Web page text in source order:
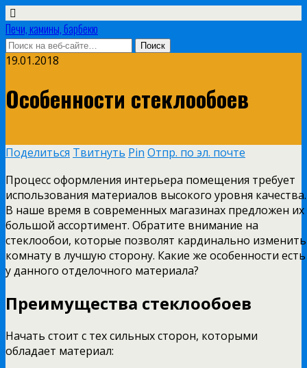
Печи, камины, барбекю
19.01.2018
Особенности стеклообоев
Поделиться Твитнуть Pin Отпр. по эл. почте
Процесс оформления интерьера помещения требует
использования материалов высокого уровня качества.
В наше время в современных магазинах предложен их
большой ассортимент. Обратите внимание на
стеклообои, которые позволят кардинально изменить
комнату в лучшую сторону. Какие же особенности есть
у данного отделочного материала?
Преимущества стеклообоев
Начать стоит с тех сильных сторон, которыми
обладает материал: